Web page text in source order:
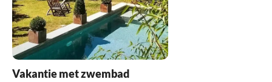
Vakantie met zwembad